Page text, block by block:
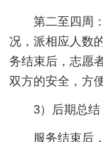
第二至四周：
况，派相应人数
务结束后，志愿
双方的安全，方
3）后期总结
服务结束后，